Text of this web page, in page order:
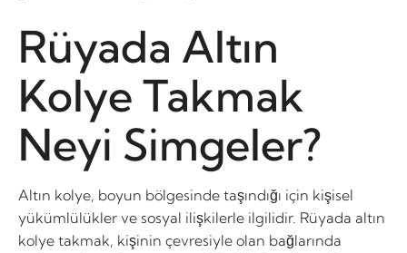
Rüyada Altın
Kolye Takmak
Neyi Simgeler?
Altın kolye, boyun bölgesinde taşındığı için kişisel
yükümlülükler ve sosyal ilişkilerle ilgilidir. Rüyada altın
kolye takmak, kişinin çevresiyle olan bağlarında